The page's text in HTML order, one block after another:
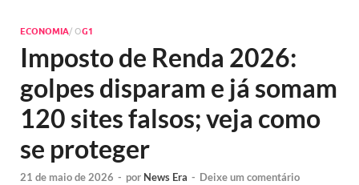
ECONOMIA/ OG1
Imposto de Renda 2026:
golpes disparam e já somam
120 sites falsos; veja como
se proteger
21 de maio de 2026 - por News Era - Deixe um comentário